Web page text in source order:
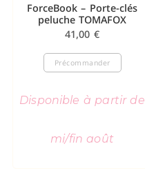
ForceBook – Porte-clés
peluche TOMAFOX
41,00 €
Précommander
Disponible à partir de
mi/fin août